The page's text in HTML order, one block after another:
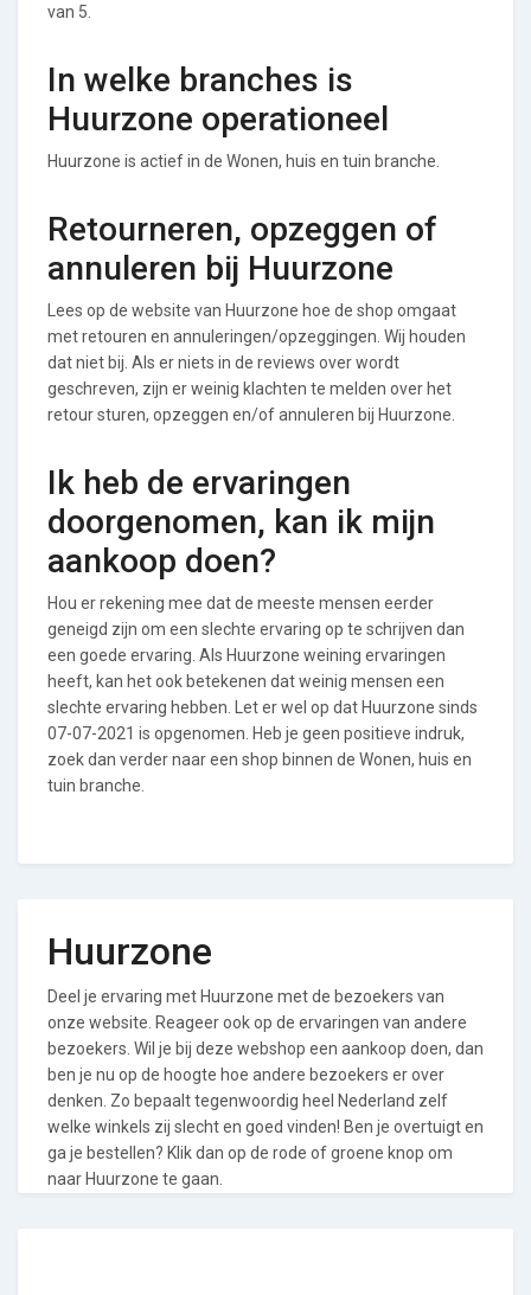
van 5.
In welke branches is
Huurzone operationeel
Huurzone is actief in de Wonen, huis en tuin branche.
Retourneren, opzeggen of
annuleren bij Huurzone
Lees op de website van Huurzone hoe de shop omgaat
met retouren en annuleringen/opzeggingen. Wij houden
dat niet bij. Als er niets in de reviews over wordt
geschreven, zijn er weinig klachten te melden over het
retour sturen, opzeggen en/of annuleren bij Huurzone.
Ik heb de ervaringen
doorgenomen, kan ik mijn
aankoop doen?
Hou er rekening mee dat de meeste mensen eerder
geneigd zijn om een slechte ervaring op te schrijven dan
een goede ervaring. Als Huurzone weining ervaringen
heeft, kan het ook betekenen dat weinig mensen een
slechte ervaring hebben. Let er wel op dat Huurzone sinds
07-07-2021 is opgenomen. Heb je geen positieve indruk,
zoek dan verder naar een shop binnen de Wonen, huis en
tuin branche.
Huurzone
Deel je ervaring met Huurzone met de bezoekers van
onze website. Reageer ook op de ervaringen van andere
bezoekers. Wil je bij deze webshop een aankoop doen, dan
ben je nu op de hoogte hoe andere bezoekers er over
denken. Zo bepaalt tegenwoordig heel Nederland zelf
welke winkels zij slecht en goed vinden! Ben je overtuigt en
ga je bestellen? Klik dan op de rode of groene knop om
naar Huurzone te gaan.